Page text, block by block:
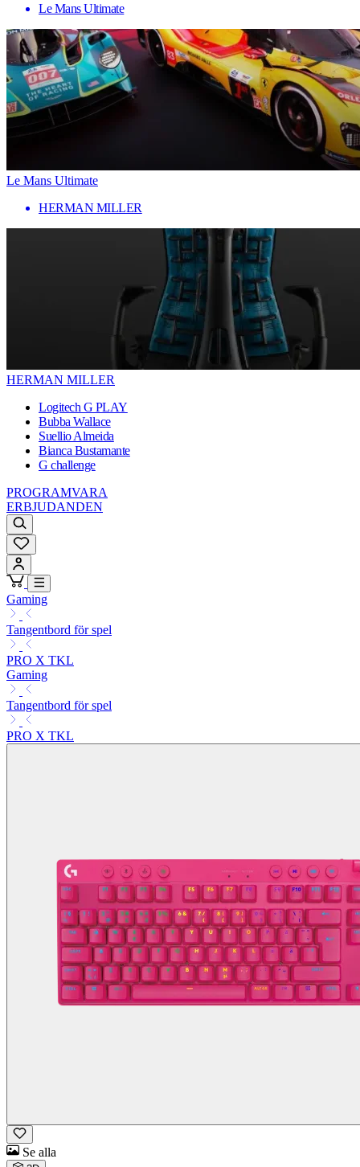
Le Mans Ultimate
Le Mans Ultimate
HERMAN MILLER
HERMAN MILLER
Logitech G PLAY
Bubba Wallace
Suellio Almeida
Bianca Bustamante
G challenge
PROGRAMVARA
ERBJUDANDEN
Gaming
Tangentbord för spel
PRO X TKL
Gaming
Tangentbord för spel
PRO X TKL
Se alla